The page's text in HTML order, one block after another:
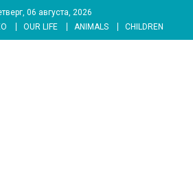
06 августа, 2026
OUR LIFE ANIMALS CHILDREN